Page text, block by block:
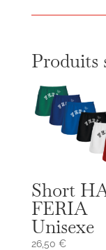
Produits
Short
FERIA
Unisexe
26,50 €